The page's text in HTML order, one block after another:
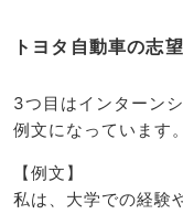
トヨタ自動車の志
3つ目はインターン
例文になっています。
【例文】
私は、大学での経験